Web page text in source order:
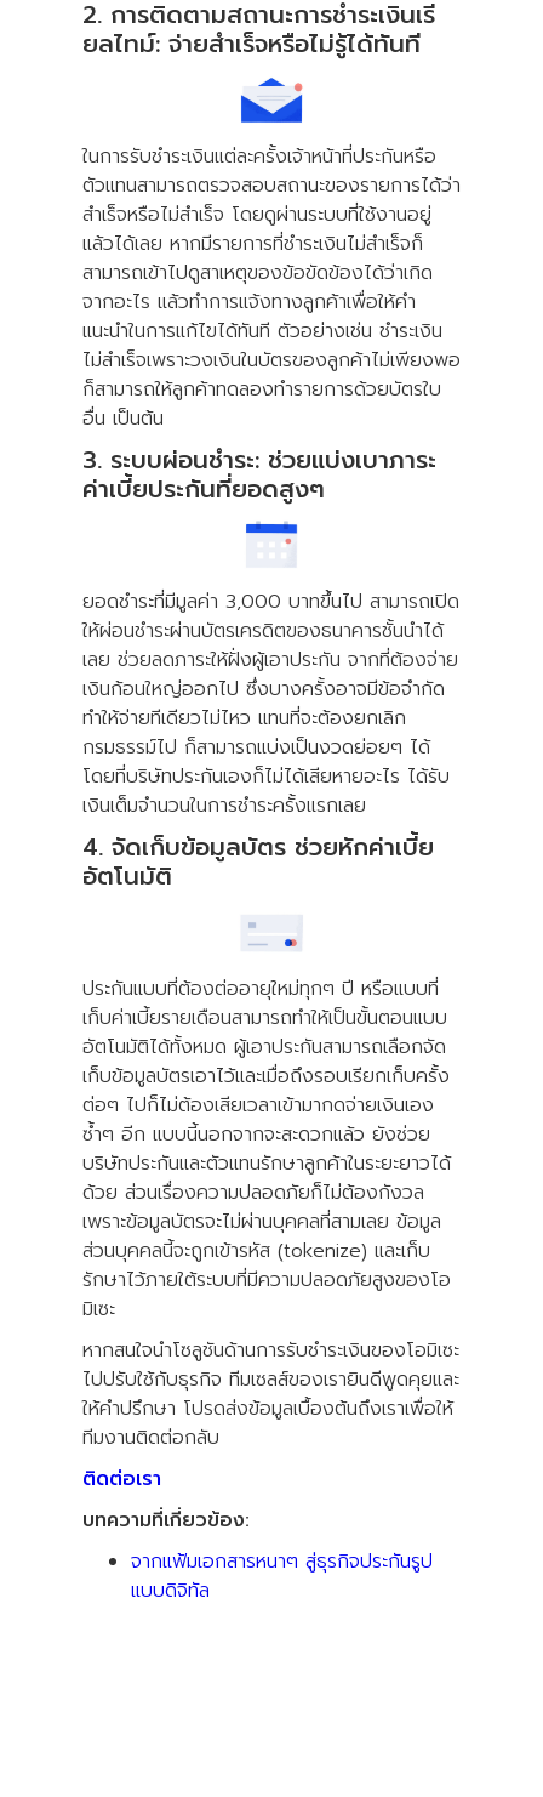
2. การติดตามสถานะการชำระเงินเรี
ยลไทม์: จ่ายสำเร็จหรือไม่รู้ได้ทันที
ในการรับชำระเงินแต่ละครั้งเจ้าหน้าที่ประกันหรือ
ตัวแทนสามารถตรวจสอบสถานะของรายการได้ว่า
สำเร็จหรือไม่สำเร็จ โดยดูผ่านระบบที่ใช้งานอยู่
แล้วได้เลย หากมีรายการที่ชำระเงินไม่สำเร็จก็
สามารถเข้าไปดูสาเหตุของข้อขัดข้องได้ว่าเกิด
จากอะไร แล้วทำการแจ้งทางลูกค้าเพื่อให้คำ
แนะนำในการแก้ไขได้ทันที ตัวอย่างเช่น ชำระเงิน
ไม่สำเร็จเพราะวงเงินในบัตรของลูกค้าไม่เพียงพอ
ก็สามารถให้ลูกค้าทดลองทำรายการด้วยบัตรใบ
อื่น เป็นต้น
3. ระบบผ่อนชำระ: ช่วยแบ่งเบาภาระ
ค่าเบี้ยประกันที่ยอดสูงๆ
ยอดชำระที่มีมูลค่า 3,000 บาทขึ้นไป สามารถเปิด
ให้ผ่อนชำระผ่านบัตรเครดิตของธนาคารชั้นนำได้
เลย ช่วยลดภาระให้ฝั่งผู้เอาประกัน จากที่ต้องจ่าย
เงินก้อนใหญ่ออกไป ซึ่งบางครั้งอาจมีข้อจำกัด
ทำให้จ่ายทีเดียวไม่ไหว แทนที่จะต้องยกเลิก
กรมธรรม์ไป ก็สามารถแบ่งเป็นงวดย่อยๆ ได้
โดยที่บริษัทประกันเองก็ไม่ได้เสียหายอะไร ได้รับ
เงินเต็มจำนวนในการชำระครั้งแรกเลย
4. จัดเก็บข้อมูลบัตร ช่วยหักค่าเบี้ย
อัตโนมัติ
ประกันแบบที่ต้องต่ออายุใหม่ทุกๆ ปี หรือแบบที่
เก็บค่าเบี้ยรายเดือนสามารถทำให้เป็นขั้นตอนแบบ
อัตโนมัติได้ทั้งหมด ผู้เอาประกันสามารถเลือกจัด
เก็บข้อมูลบัตรเอาไว้และเมื่อถึงรอบเรียกเก็บครั้ง
ต่อๆ ไปก็ไม่ต้องเสียเวลาเข้ามากดจ่ายเงินเอง
ซ้ำๆ อีก แบบนี้นอกจากจะสะดวกแล้ว ยังช่วย
บริษัทประกันและตัวแทนรักษาลูกค้าในระยะยาวได้
ด้วย ส่วนเรื่องความปลอดภัยก็ไม่ต้องกังวล
เพราะข้อมูลบัตรจะไม่ผ่านบุคคลที่สามเลย ข้อมูล
ส่วนบุคคลนี้จะถูกเข้ารหัส (tokenize) และเก็บ
รักษาไว้ภายใต้ระบบที่มีความปลอดภัยสูงของโอ
มิเซะ
หากสนใจนำโซลูชันด้านการรับชำระเงินของโอมิเซะ
ไปปรับใช้กับธุรกิจ ทีมเซลส์ของเรายินดีพูดคุยและ
ให้คำปรึกษา โปรดส่งข้อมูลเบื้องต้นถึงเราเพื่อให้
ทีมงานติดต่อกลับ
ติดต่อเรา
บทความที่เกี่ยวข้อง:
จากแฟ้มเอกสารหนาๆ สู่ธุรกิจประกันรูป
แบบดิจิทัล